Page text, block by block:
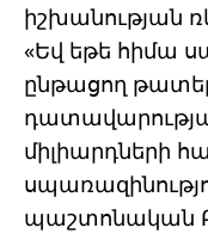
իշխանության
«Եվ եթե հիմա
ընթացող
միլիարդների
պաշտոնական